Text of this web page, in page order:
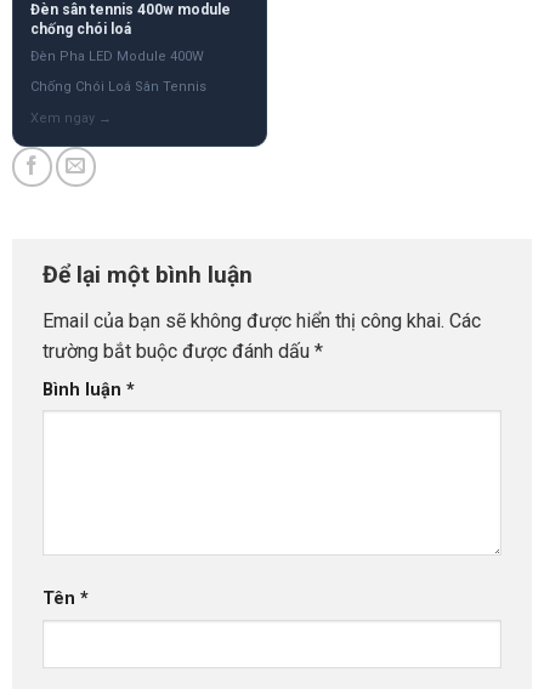
Đèn sân tennis 400w module
chống chói loá
Đèn Pha LED Module 400W
Chống Chói Loá Sân Tennis
Để lại một bình luận
Email của bạn sẽ không được hiển thị công khai. Các
trường bắt buộc được đánh dấu *
Bình luận *
Tên *